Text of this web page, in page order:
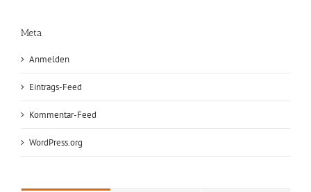
Meta
Anmelden
Eintrags-Feed
Kommentar-Feed
WordPress.org